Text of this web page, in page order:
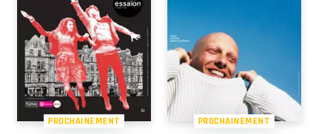
PROCHAINEMENT PROCHAINEMENT